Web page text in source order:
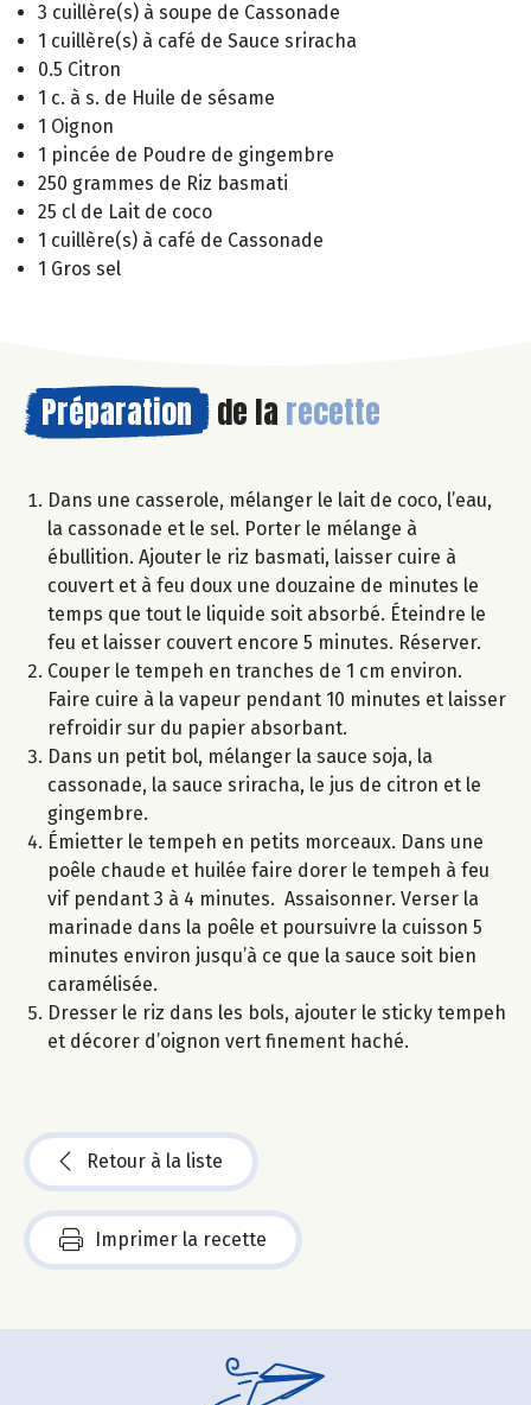
3 cuillère(s) à soupe de Cassonade
1 cuillère(s) à café de Sauce sriracha
0.5 Citron
1 c. à s. de Huile de sésame
1 Oignon
1 pincée de Poudre de gingembre
250 grammes de Riz basmati
25 cl de Lait de coco
1 cuillère(s) à café de Cassonade
1 Gros sel
Préparation de la recette
Dans une casserole, mélanger le lait de coco, l’eau,
la cassonade et le sel. Porter le mélange à
ébullition. Ajouter le riz basmati, laisser cuire à
couvert et à feu doux une douzaine de minutes le
temps que tout le liquide soit absorbé. Éteindre le
feu et laisser couvert encore 5 minutes. Réserver.
Couper le tempeh en tranches de 1 cm environ.
Faire cuire à la vapeur pendant 10 minutes et laisser
refroidir sur du papier absorbant.
Dans un petit bol, mélanger la sauce soja, la
cassonade, la sauce sriracha, le jus de citron et le
gingembre.
Émietter le tempeh en petits morceaux. Dans une
poêle chaude et huilée faire dorer le tempeh à feu
vif pendant 3 à 4 minutes. Assaisonner. Verser la
marinade dans la poêle et poursuivre la cuisson 5
minutes environ jusqu’à ce que la sauce soit bien
caramélisée.
Dresser le riz dans les bols, ajouter le sticky tempeh
et décorer d’oignon vert finement haché.
Retour à la liste
Imprimer la recette